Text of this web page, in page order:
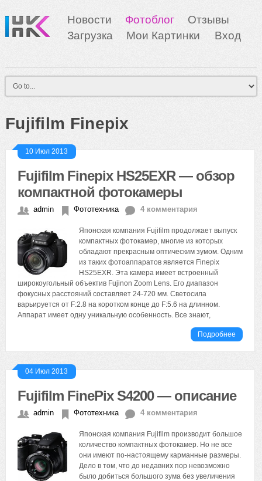
Новости Фотоблог
Отзывы
Загрузка
Мои Картинки Вход
Fujifilm Finepix
10 Июл 2013
Fujifilm Finepix HS25EXR — обзор
компактной фотокамеры
admin Фототехника 4 комментария
Японская компания Fujifilm продолжает выпуск
компактных фотокамер, многие из которых
обладают прекрасным оптическим зумом. Одним
из таких фотоаппаратов является Finepix
HS25EXR. Эта камера имеет встроенный
широкоугольный объектив Fujinon Zoom Lens. Его диапазон
фокусных расстояний составляет 24-720 мм. Светосила
варьируется от F:2.8 на коротком конце до F:5.6 на длинном.
Аппарат имеет одну уникальную особенность. Все знают,
Подробнее
04 Июл 2013
Fujifilm FinePix S4200 — описание
admin Фототехника 4 комментария
Японская компания Fujifilm производит большое
количество компактных фотокамер. Но не все
они имеют по-настоящему карманные размеры.
Дело в том, что до недавних пор невозможно
было добиться большого зума без увеличения